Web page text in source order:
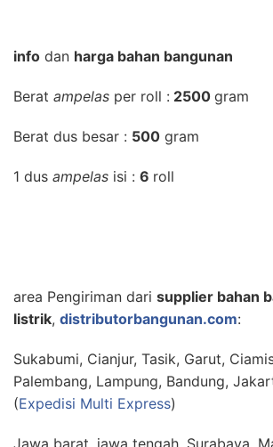
info dan harga bahan bangunan
Berat ampelas per roll : 2500 gram
Berat dus besar : 500 gram
1 dus ampelas isi : 6 roll
area Pengiriman dari supplier bahan
listrik, distributorbangunan.com:
Sukabumi, Cianjur, Tasik, Garut,
Palembang, Lampung, Bandung,
(Expedisi Multi Express)
Jawa barat, jawa tengah, Surabaya,